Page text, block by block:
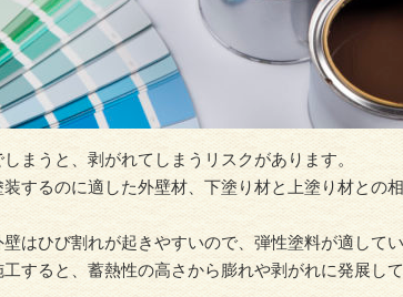
まうと、剥がれてしまうリスクがあります。
するのに適した外壁材、下塗り材と上塗り材との
はひび割れが起きやすいので、弾性塗料が適して
すると、蓄熱性の高さから膨れや剥がれに発展して